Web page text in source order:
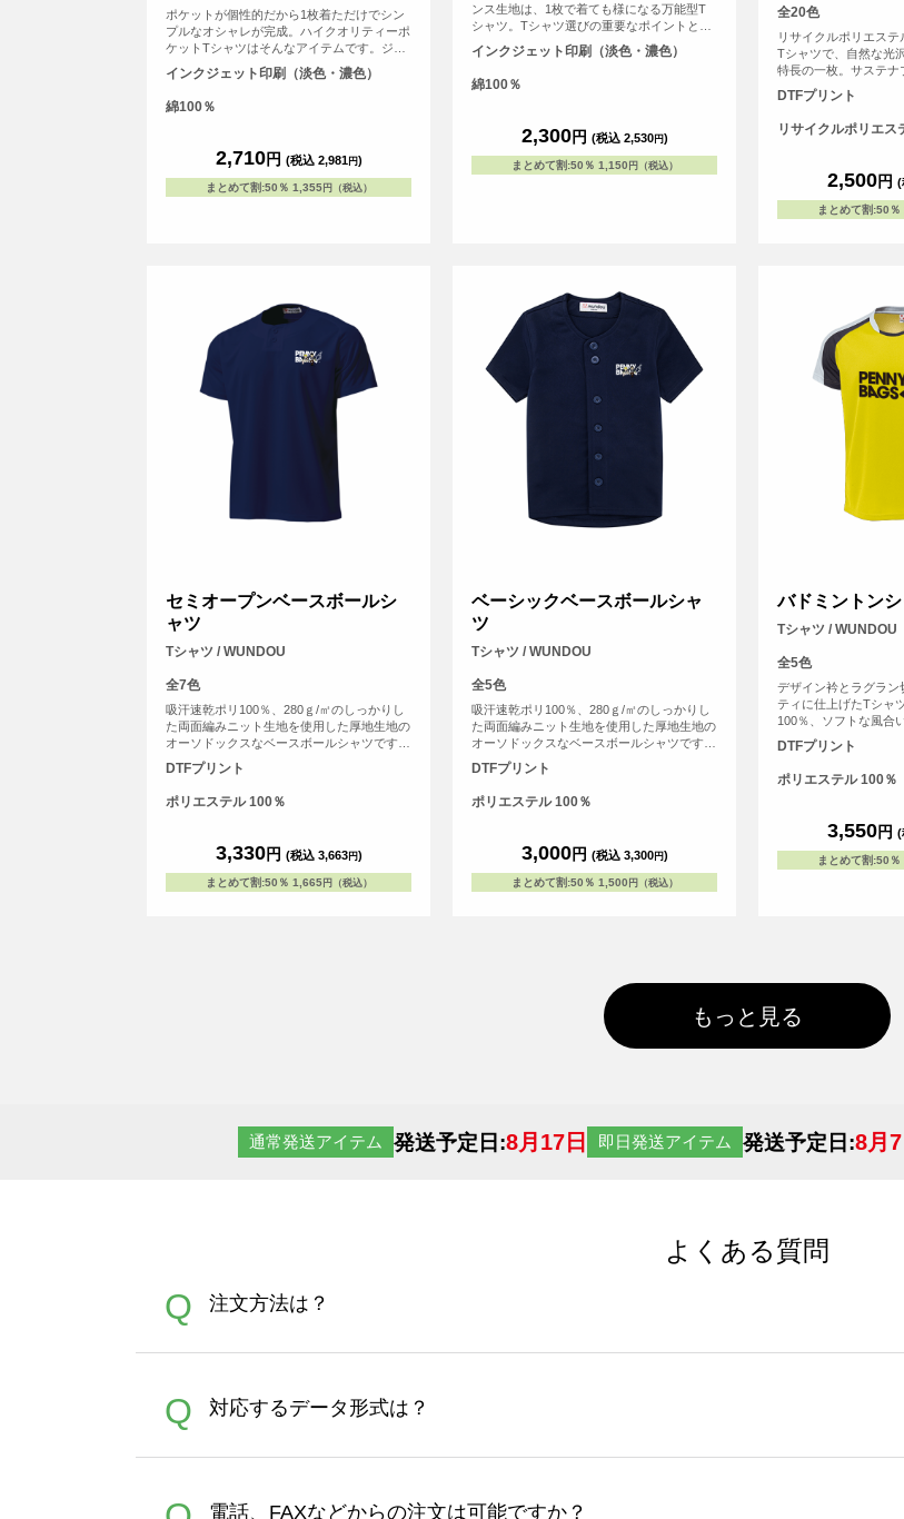
ポケットが個性的だから1枚着ただけでシン
プルなオシャレが完成。ハイクオリティーポ
ケットTシャツはそんなアイテムです。ジー
ンズやスニーカーなどのベーシックアイテム
との相性がバツグンだから、アイデア次第で
コーデは無限に広がりそう。同系色、反対
色…どんなカラーを合わせてもサマになるで
クしますよね。
インクジェット印刷（淡色・濃色）
綿100％
2,710円 (税込 2,981円)
まとめて割:50％ 1,355円（税込）
ンス生地は、1枚で着ても様になる万能型T
シャツ。Tシャツ選びの重要なポイントとな
る「よれない」「透けない」「長持ちする」
という3大要素を兼ね備えています。
インクジェット印刷（淡色・濃色）
綿100％
2,300円 (税込 2,530円)
まとめて割:50％ 1,150 円（税込）
全20色
リサイクルポリエス
Tシャツで、自然な光
特長の一枚。サステナ
性とUVケア機能を備
さまざまなシーンで活
による自然な光沢感と
伸縮性と肩まわりのコ
ください。 <br> ※お
り、商品の色が実際
ございます。
DTFプリント
リサイクルポリエス
2,500円 (
まとめて割:50％
セミオープンベースボールシ
ャツ
Tシャツ / WUNDOU
全7色
吸汗速乾ポリ100％、280ｇ/㎡のしっかりし
た両面編みニット生地を使用した厚地生地の
オーソドックスなベースボールシャツです。
スコッチガード（防汚加工）を施していま
す。伸縮性のあるウーリー糸を使用してお
り、動作を妨げません。後身頃は長く取り、
パンツから出にくい仕様にしています。 少
おります。
DTFプリント
ポリエステル 100％
3,330円 (税込 3,663円)
まとめて割:50％ 1,665円（税込）
ベーシックベースボールシャ
ツ
Tシャツ / WUNDOU
全5色
吸汗速乾ポリ100％、280ｇ/㎡のしっかりし
た両面編みニット生地を使用した厚地生地の
オーソドックスなベースボールシャツです。
スコッチガード（防汚加工）を施していま
す。伸縮性のあるウーリー糸を使用してお
り、動作を妨げません。後身頃は長く取り、
パンツから出にくい仕様にしています。 少
おります。
DTFプリント
ポリエステル 100％
3,000円 (税込 3,300円)
まとめて割:50％ 1,500 円（税込）
バドミントン
Tシャツ / WUNDOU
全5色
デザイン衿とラグラン
ティに仕上げたTシャ
100％、ソフトな風合
し、ラグラン袖と伸縮
動きやすいデザインで
ケットスポーツ以外に
企業ユニフォームとし
DTFプリント
ポリエステル 100％
3,550円 (
まとめて割:50％
もっと見る
通常発送アイテム 発送予定日:8月17日 即日発送アイテム 発送予定日:8月7
よくある質問
Q 注文方法は？
A
す。 30枚以上やシルク印刷など、大口注文の場合は、サポートが担当する
さい。製作する数量が多ければ多いほど、オンデマンドサービスよりも低価格で
Q 対応するデータ形式は？
電話、FAXなどからの注文は可能ですか？